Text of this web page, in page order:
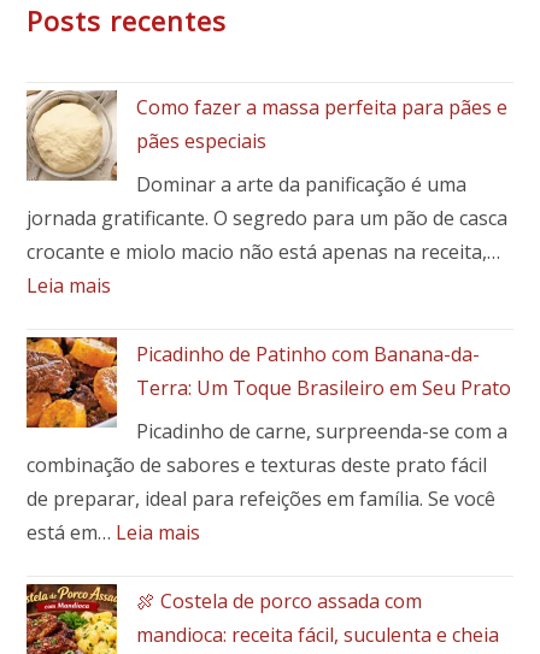
Posts recentes
Como fazer a massa perfeita para pães e
pães especiais
Dominar a arte da panificação é uma
jornada gratificante. O segredo para um pão de casca
crocante e miolo macio não está apenas na receita,…
Leia mais
fazer
a
massa
perfeita
para
pães
e
especiais
Picadinho de Patinho com Banana-da-
Terra: Um Toque Brasileiro em Seu Prato
Picadinho de carne, surpreenda-se com a
combinação de sabores e texturas deste prato fácil
de preparar, ideal para refeições em família. Se você
está em… Leia mais
de
🍖 Costela de porco assada com
mandioca: receita fácil, suculenta e cheia